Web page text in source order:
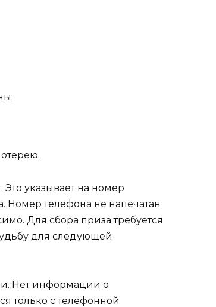
указывает на номер
телефона не напечатан
Для сбора приза требуется
для следующей
Нет информации о
только с телефонной